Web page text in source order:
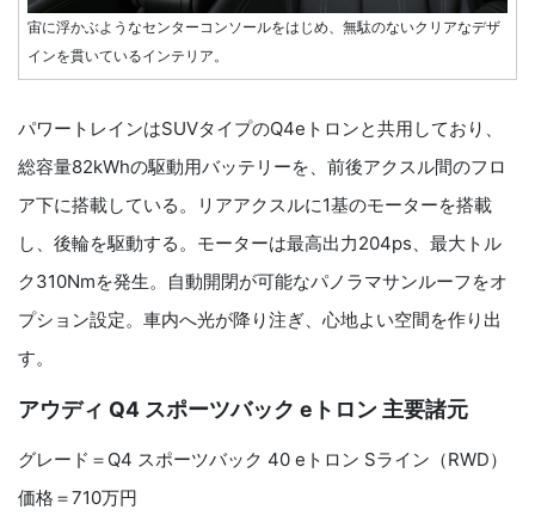
宙に浮かぶようなセンターコンソールをはじめ、無駄のないクリアなデザ
インを貫いているインテリア。
パワートレインはSUVタイプのQ4eトロンと共用しており、
総容量82kWhの駆動用バッテリーを、前後アクスル間のフロ
ア下に搭載している。リアアクスルに1基のモーターを搭載
し、後輪を駆動する。モーターは最高出力204ps、最大トル
ク310Nmを発生。自動開閉が可能なパノラマサンルーフをオ
プション設定。車内へ光が降り注ぎ、心地よい空間を作り出
す。
アウディ Q4 スポーツバック eトロン 主要諸元
グレード＝Q4 スポーツバック 40 eトロン Sライン（RWD）
価格＝710万円